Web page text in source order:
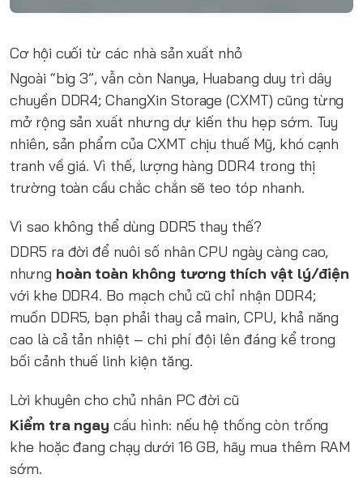
Cơ hội cuối từ các nhà sản xuất nhỏ
Ngoài “big 3”, vẫn còn Nanya, Huabang duy trì dây
chuyền DDR4; ChangXin Storage (CXMT) cũng từng
mở rộng sản xuất nhưng dự kiến thu hẹp sớm. Tuy
nhiên, sản phẩm của CXMT chịu thuế Mỹ, khó cạnh
tranh về giá. Vì thế, lượng hàng DDR4 trong thị
trường toàn cầu chắc chắn sẽ teo tóp nhanh.
Vì sao không thể dùng DDR5 thay thế?
DDR5 ra đời để nuôi số nhân CPU ngày càng cao,
nhưng hoàn toàn không tương thích vật lý/điện
với khe DDR4. Bo mạch chủ cũ chỉ nhận DDR4;
muốn DDR5, bạn phải thay cả main, CPU, khả năng
cao là cả tản nhiệt – chi phí đội lên đáng kể trong
bối cảnh thuế linh kiện tăng.
Lời khuyên cho chủ nhân PC đời cũ
Kiểm tra ngay cấu hình: nếu hệ thống còn trống
khe hoặc đang chạy dưới 16 GB, hãy mua thêm RAM
sớm.